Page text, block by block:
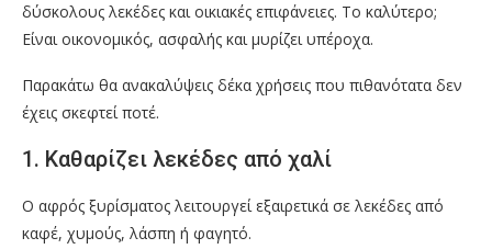
δύσκολους λεκέδες και οικιακές επιφάνειες. Το καλύτερο;
Είναι οικονομικός, ασφαλής και μυρίζει υπέροχα.
Παρακάτω θα ανακαλύψεις δέκα χρήσεις που πιθανότατα δεν
έχεις σκεφτεί ποτέ.
1. Καθαρίζει λεκέδες από χαλί
Ο αφρός ξυρίσματος λειτουργεί εξαιρετικά σε λεκέδες από
καφέ, χυμούς, λάσπη ή φαγητό.